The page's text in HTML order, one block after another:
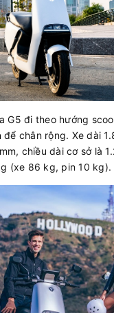
G5 đi theo hướng
chân rộng. Xe dài
chiều dài cơ sở là
(xe 86 kg, pin 10 kg).